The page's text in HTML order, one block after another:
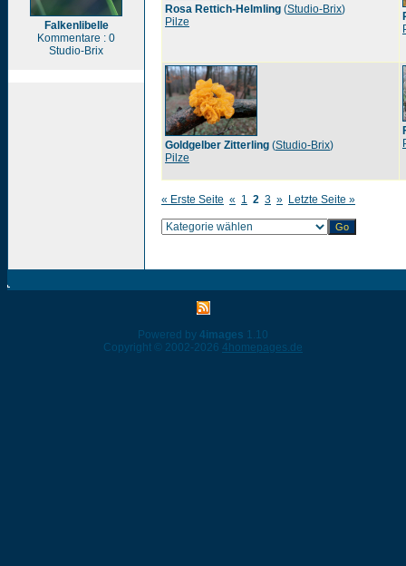
Falkenlibelle
Kommentare : 0
Studio-Brix
Rosa Rettich-Helmling (Studio-Brix)
Pilze
Goldgelber Zitterling (Studio-Brix)
Pilze
« Erste Seite « 1 2 3 » Letzte Seite »
Powered by 4images 1.10
Copyright © 2002-2026 4homepages.de